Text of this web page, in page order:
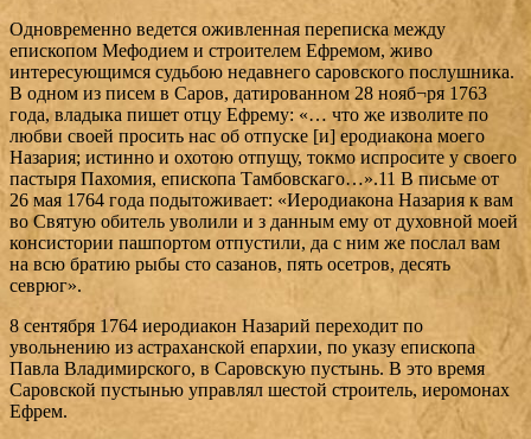
Одновременно ведется оживленная переписка между
епископом Мефодием и строителем Ефремом, живо
интересующимся судьбою недавнего саровского послушника.
В одном из писем в Саров, датированном 28 нояб¬ря 1763
года, владыка пишет отцу Ефрему: «… что же изволите по
любви своей просить нас об отпуске [и] еродиакона моего
Назария; истинно и охотою отпущу, токмо испросите у своего
пастыря Пахомия, епископа Тамбовскаго…».11 В письме от
26 мая 1764 года подытоживает: «Иеродиакона Назария к вам
во Святую обитель уволили и з данным ему от духовной моей
консистории пашпортом отпустили, да с ним же послал вам
на всю братию рыбы сто сазанов, пять осетров, десять
севрюг».
8 сентября 1764 иеродиакон Назарий переходит по
увольнению из астраханской епархии, по указу епископа
Павла Владимирского, в Саровскую пустынь. В это время
Саровской пустынью управлял шестой строитель, иеромонах
Ефрем.